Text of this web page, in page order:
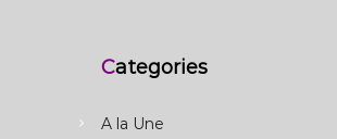
Categories
A la Une